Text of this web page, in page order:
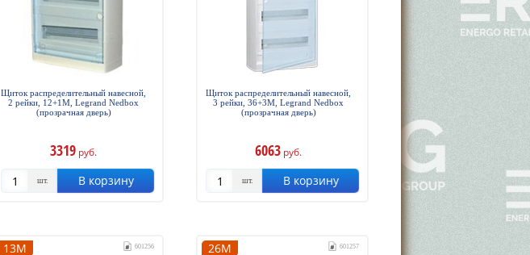
Щиток распределительный навесной,
2 рейки, 12+1М, Legrand Nedbox
(прозрачная дверь)
3319 руб.
шт. В корзину
Щиток распределительный навесной,
3 рейки, 36+3М, Legrand Nedbox
(прозрачная дверь)
6063 руб.
шт. В корзину
13М 601256 26М 601257